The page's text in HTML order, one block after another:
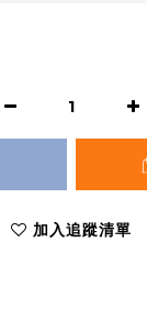
加入追蹤清單